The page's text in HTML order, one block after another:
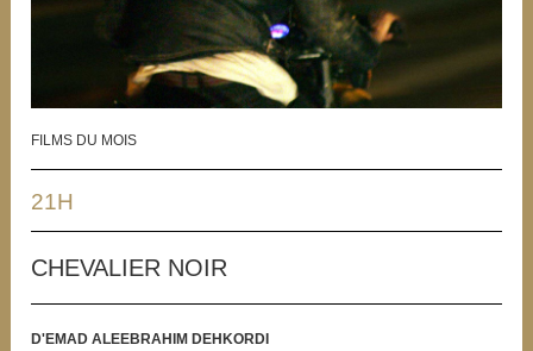
FILMS DU MOIS
21H
CHEVALIER NOIR
D'EMAD ALEEBRAHIM DEHKORDI